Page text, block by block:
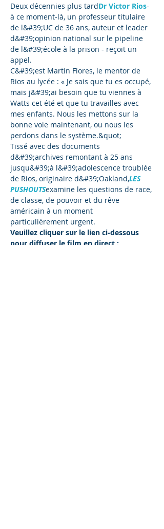
Deux décennies plus tardDr Victor Rios-
à ce moment-là, un professeur titulaire
de l&#39;UC de 36 ans, auteur et leader
d&#39;opinion national sur le pipeline
de l&#39;école à la prison - reçoit un
appel.
C&#39;est Martín Flores, le mentor de
Rios au lycée : « Je sais que tu es occupé,
mais j&#39;ai besoin que tu viennes à
Watts cet été et que tu travailles avec
mes enfants. Nous les mettons sur la
bonne voie maintenant, ou nous les
perdons dans le système.&quot;
Tissé avec des documents
d&#39;archives remontant à 25 ans
jusqu&#39;à l&#39;adolescence troublée
de Rios, originaire d&#39;Oakland,LES
PUSHOUTSexamine les questions de race,
de classe, de pouvoir et du rêve
américain à un moment
particulièrement urgent.
Veuillez cliquer sur le lien ci-dessous
pour diffuser le film en direct :